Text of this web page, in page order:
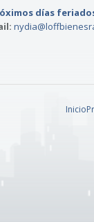
días
Inicio